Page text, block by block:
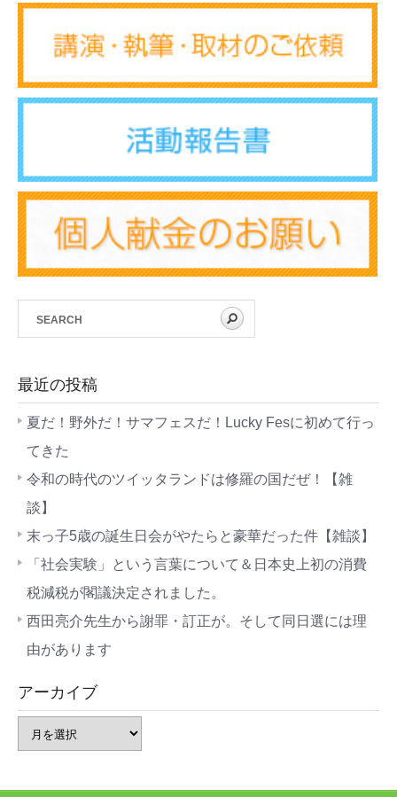
最近の投稿
夏だ！野外だ！サマフェスだ！Lucky Fesに初めて行っ
てきた
令和の時代のツイッタランドは修羅の国だぜ！【雑
談】
末っ子5歳の誕生日会がやたらと豪華だった件【雑談】
「社会実験」という言葉について＆日本史上初の消費
税減税が閣議決定されました。
西田亮介先生から謝罪・訂正が。そして同日選には理
由があります
アーカイブ